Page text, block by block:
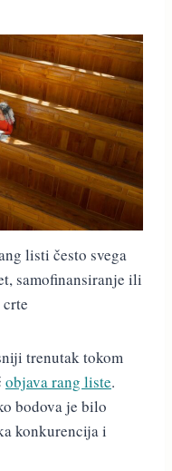
listi često svega
samofinansiranje ili
trenutak tokom
objava rang liste.
bodova je bilo
konkurencija i